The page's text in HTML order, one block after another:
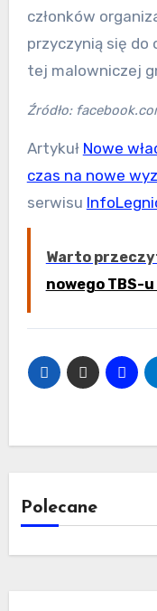
członków
przyczynią się do
tej malowniczej
Źródło:
Artykuł Nowe
czas na nowe
serwisu
Warto
nowego TBS-
Polecane